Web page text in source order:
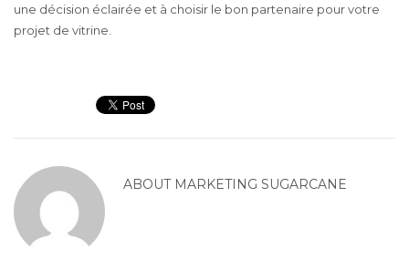
une décision éclairée et à choisir le bon partenaire pour votre
projet de vitrine.
ABOUT MARKETING SUGARCANE